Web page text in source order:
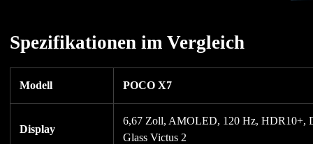
Spezifikationen im Vergleich
Modell POCO X7
Display
6,67 Zoll, AMOLED, 120 Hz, HDR10+,
Glass Victus 2